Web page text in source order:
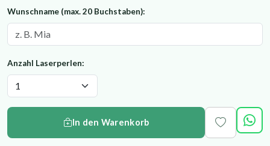
Wunschname (max. 20 Buchstaben):
Anzahl Laserperlen:
In den Warenkorb